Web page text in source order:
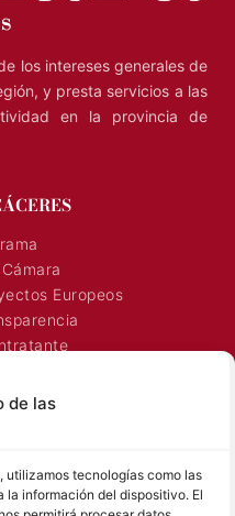
de las
utilizamos tecnologías como las
información del dispositivo. El
los intereses generales de
y presta servicios a las
en la provincia de
Europeos